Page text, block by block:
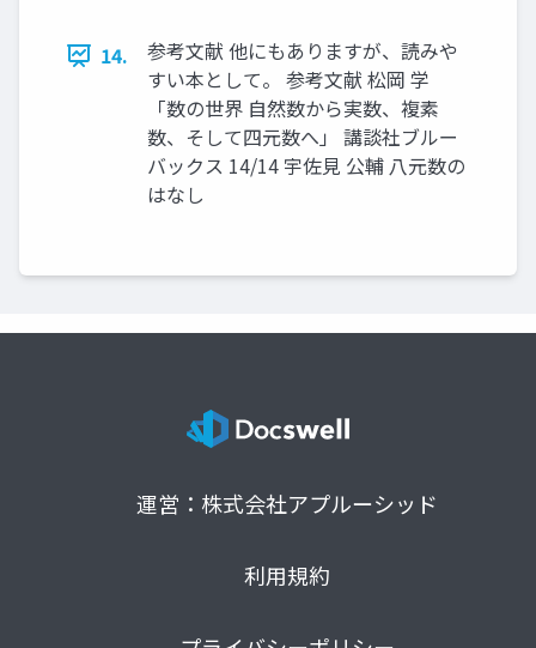
14.
参考文献 他にもありますが、読みや
すい本として。 参考文献 松岡 学
「数の世界 自然数から実数、複素
数、そして四元数へ」 講談社ブルー
バックス 14/14 宇佐見 公輔 八元数の
はなし
運営：株式会社アプルーシッド
利用規約